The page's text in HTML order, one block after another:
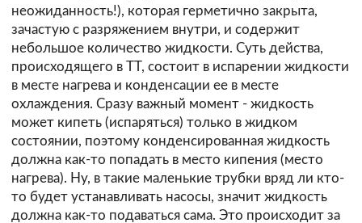
неожиданность!), которая герметично закрыта,
зачастую с разряжением внутри, и содержит
небольшое количество жидкости. Суть действа,
происходящего в ТТ, состоит в испарении жидкости
в месте нагрева и конденсации ее в месте
охлаждения. Сразу важный момент - жидкость
может кипеть (испаряться) только в жидком
состоянии, поэтому конденсированная жидкость
должна как-то попадать в место кипения (место
нагрева). Ну, в такие маленькие трубки вряд ли кто-
то будет устанавливать насосы, значит жидкость
должна как-то подаваться сама. Это происходит за